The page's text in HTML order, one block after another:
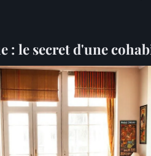
: le secret d'une